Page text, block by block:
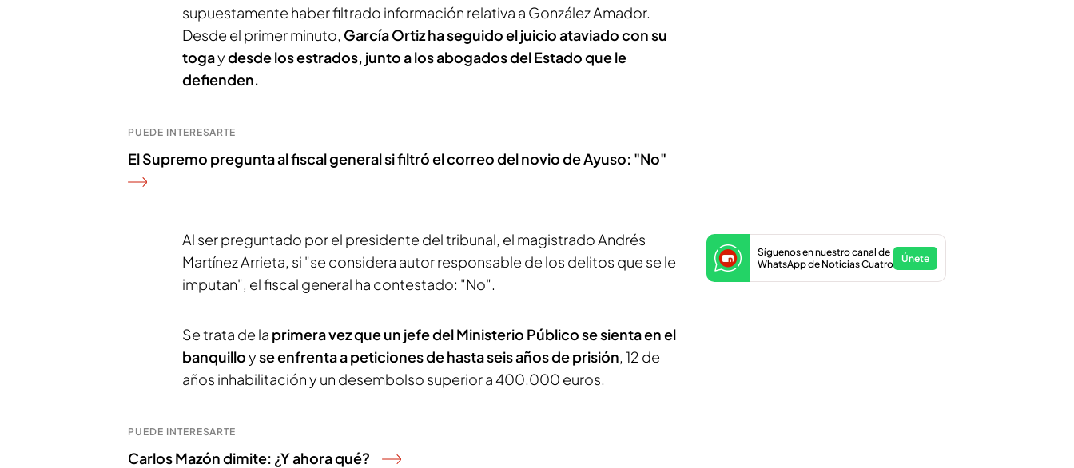
supuestamente haber filtrado información relativa a González Amador.
Desde el primer minuto, García Ortiz ha seguido el juicio ataviado con su
togaydesde los estrados, junto a los abogados del Estado que le
defienden.
PUEDE INTERESARTE
El Supremo pregunta al fiscal general si filtró el correo del novio de Ayuso: "No"
Al ser preguntado por el presidente del tribunal, el magistrado Andrés
Martínez Arrieta, si "se considera autor responsable de los delitos que se le
imputan", el fiscal general ha contestado: "No".
Se trata de la primera vez que un jefe del Ministerio Público se sienta en el
banquilloyse enfrenta a peticiones de hasta seis años de prisión, 12 de
años inhabilitación y un desembolso superior a 400.000 euros.
PUEDE INTERESARTE
Carlos Mazón dimite: ¿Y ahora qué?
Síguenos en nuestro canal de
WhatsApp de Noticias Cuatro
Únete